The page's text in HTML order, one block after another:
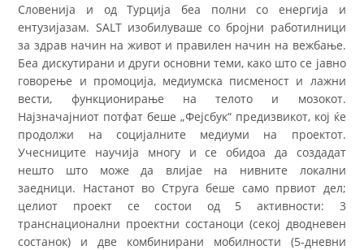
Словенија и од Турција беа полни со енергија и
ентузијазам. SALT изобилуваше со бројни работилници
за здрав начин на живот и правилен начин на вежбање.
Беа дискутирани и други основни теми, како што се јавно
говорење и промоција, медиумска писменост и лажни
вести, функционирање на телото и мозокот.
Најзначајниот потфат беше „Фејсбук“ предизвикот, кој ќе
продолжи на социјалните медиуми на проектот.
Учесниците научија многу и се обидоа да создадат
нешто што може да влијае на нивните локални
заедници. Настанот во Струга беше само првиот дел;
целиот проект се состои од 5 активности: 3
транснационални проектни состаноци (секој дводневен
состанок) и две комбинирани мобилности (5-дневни